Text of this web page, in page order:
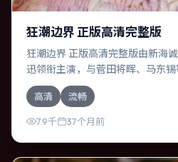
狂潮边界 正版高清完整版
狂潮边界 正版高清完整版由新海
迅领衔主演，与菅田将晖、马东
类型，主要班底与取景来自韩国
控，信任瞬间崩塌。影片整体气质
机清晰，适合喜欢强情节与细腻表
高清 流畅
7.9千 37个月前